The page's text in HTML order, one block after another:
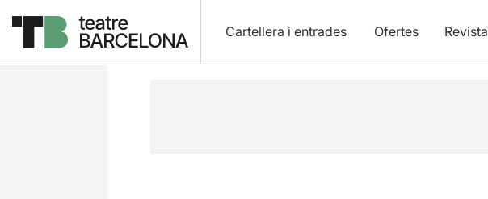
Cartellera i entrades Ofertes Revista